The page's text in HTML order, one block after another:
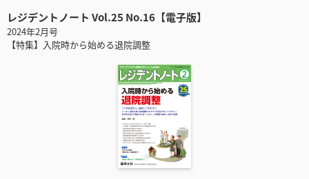
レジデントノート Vol.25 No.16【電子版】
2024年2月号
【特集】入院時から始める退院調整